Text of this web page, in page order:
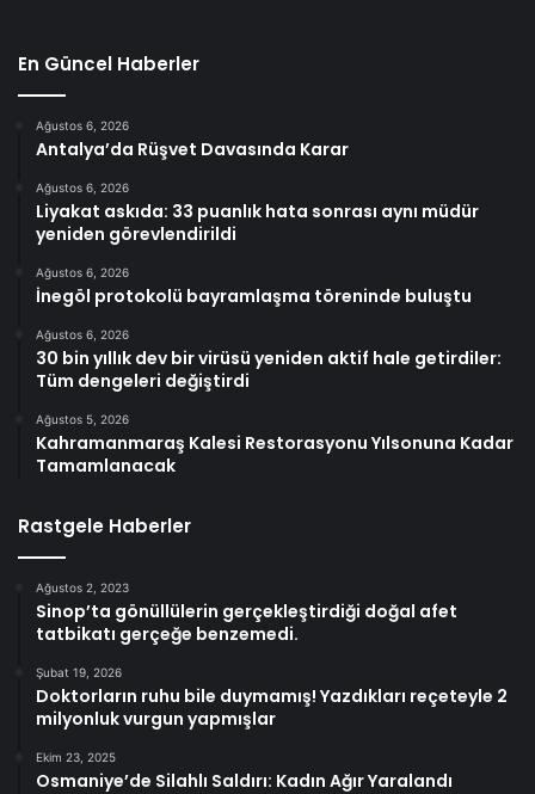
En Güncel Haberler
Ağustos 6, 2026
Antalya’da Rüşvet Davasında Karar
Ağustos 6, 2026
Liyakat askıda: 33 puanlık hata sonrası aynı müdür
yeniden görevlendirildi
Ağustos 6, 2026
İnegöl protokolü bayramlaşma töreninde buluştu
Ağustos 6, 2026
30 bin yıllık dev bir virüsü yeniden aktif hale getirdiler:
Tüm dengeleri değiştirdi
Ağustos 5, 2026
Kahramanmaraş Kalesi Restorasyonu Yılsonuna Kadar
Tamamlanacak
Rastgele Haberler
Ağustos 2, 2023
Sinop’ta gönüllülerin gerçekleştirdiği doğal afet
tatbikatı gerçeğe benzemedi.
Şubat 19, 2026
Doktorların ruhu bile duymamış! Yazdıkları reçeteyle 2
milyonluk vurgun yapmışlar
Ekim 23, 2025
Osmaniye’de Silahlı Saldırı: Kadın Ağır Yaralandı